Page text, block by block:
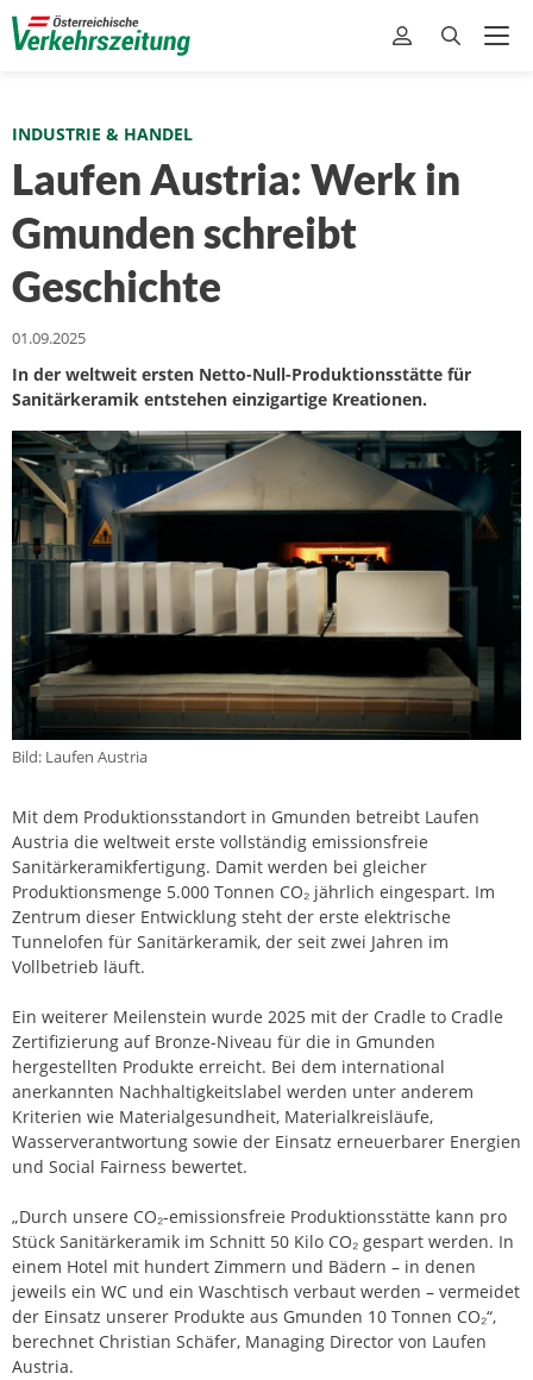
INDUSTRIE & HANDEL
Laufen Austria: Werk in
Gmunden schreibt
Geschichte
01.09.2025
In der weltweit ersten Netto-Null-Produktionsstätte für
Sanitärkeramik entstehen einzigartige Kreationen.
Bild: Laufen Austria
Mit dem Produktionsstandort in Gmunden betreibt Laufen
Austria die weltweit erste vollständig emissionsfreie
Sanitärkeramikfertigung. Damit werden bei gleicher
Produktionsmenge 5.000 Tonnen CO₂ jährlich eingespart. Im
Zentrum dieser Entwicklung steht der erste elektrische
Tunnelofen für Sanitärkeramik, der seit zwei Jahren im
Vollbetrieb läuft.
Ein weiterer Meilenstein wurde 2025 mit der Cradle to Cradle
Zertifizierung auf Bronze-Niveau für die in Gmunden
hergestellten Produkte erreicht. Bei dem international
anerkannten Nachhaltigkeitslabel werden unter anderem
Kriterien wie Materialgesundheit, Materialkreisläufe,
Wasserverantwortung sowie der Einsatz erneuerbarer Energien
und Social Fairness bewertet.
„Durch unsere CO₂-emissionsfreie Produktionsstätte kann pro
Stück Sanitärkeramik im Schnitt 50 Kilo CO₂ gespart werden. In
einem Hotel mit hundert Zimmern und Bädern – in denen
jeweils ein WC und ein Waschtisch verbaut werden – vermeidet
der Einsatz unserer Produkte aus Gmunden 10 Tonnen CO₂“,
berechnet Christian Schäfer, Managing Director von Laufen
Austria.